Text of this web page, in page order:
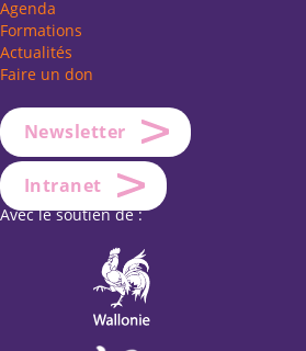
Agenda
Formations
Actualités
Faire un don
Newsletter
Intranet
Avec le soutien de :